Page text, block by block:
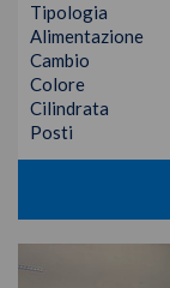
Tipologia
Alimentazione
Cambio
Colore
Cilindrata
Posti